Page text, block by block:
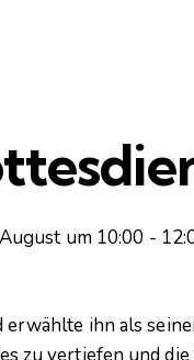
um 10:00 -
ihn als
zu vertiefen und